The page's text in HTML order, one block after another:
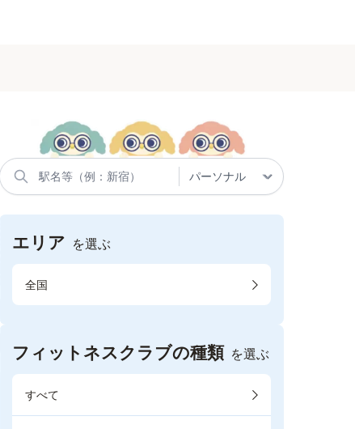
エリア を選ぶ
全国
フィットネスクラブの種類 を選ぶ
すべて